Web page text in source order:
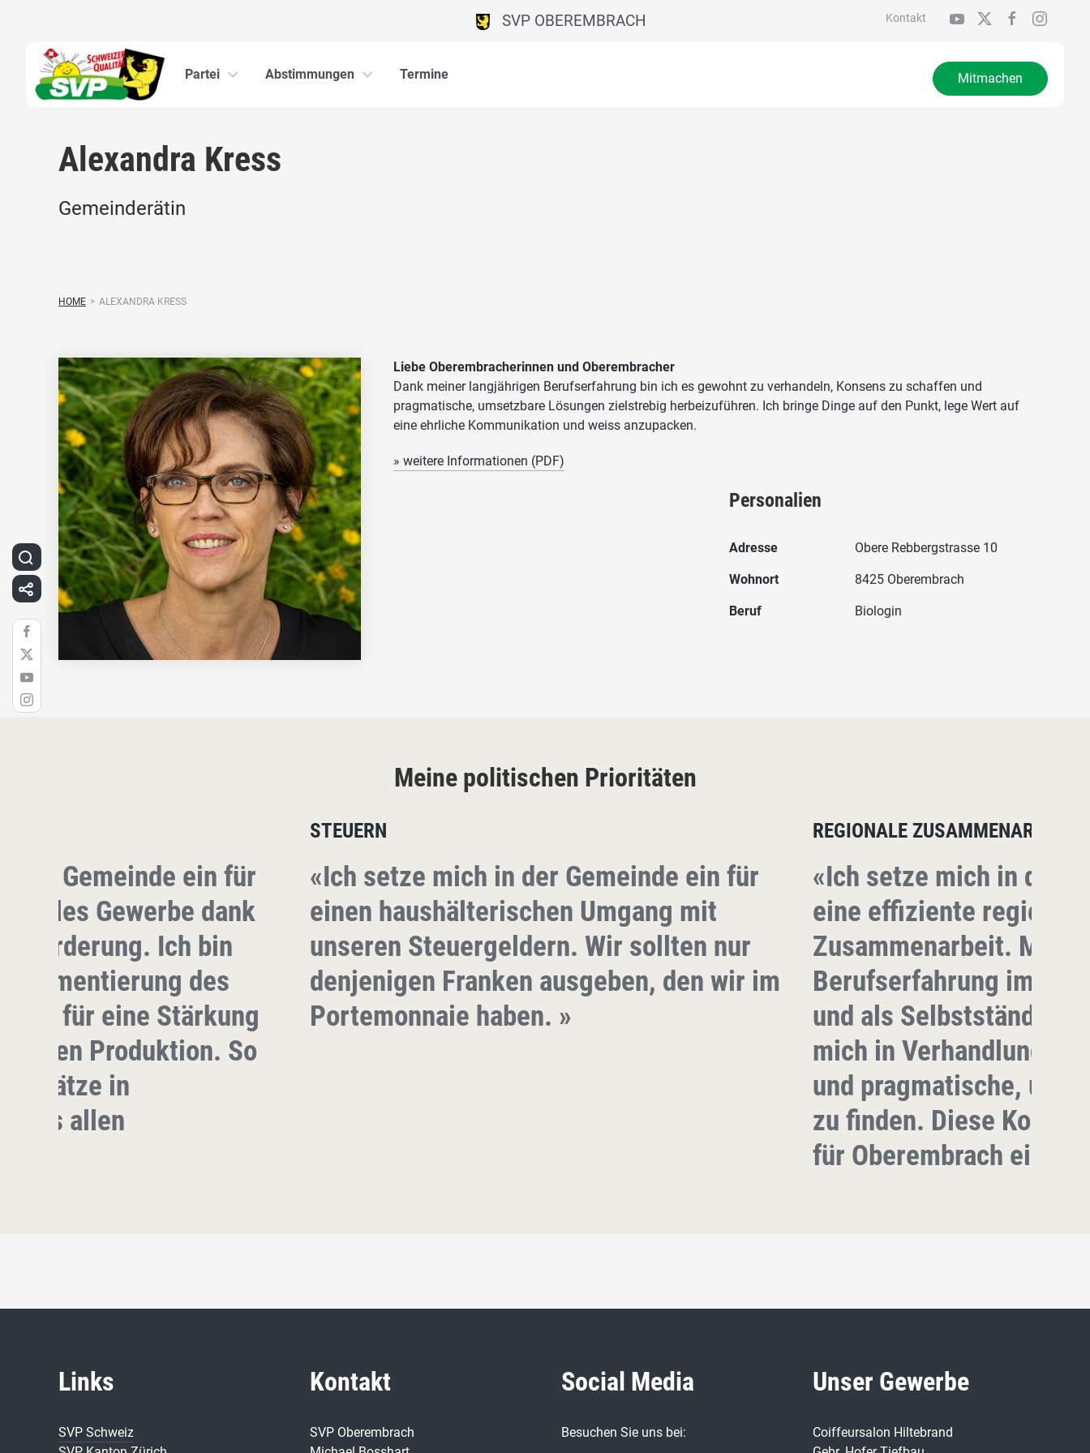
Kontakt
SVP OBEREMBRACH
Partei Abstimmungen Termine Mitmachen
Alexandra Kress
Gemeinderätin
HOME > ALEXANDRA KRESS
Liebe Oberembracherinnen und Oberembracher
Dank meiner langjährigen Berufserfahrung bin ich es gewohnt zu verhandeln, Konsens zu schaffen und
pragmatische, umsetzbare Lösungen zielstrebig herbeizuführen. Ich bringe Dinge auf den Punkt, lege Wert auf
eine ehrliche Kommunikation und weiss anzupacken.
» weitere Informationen (PDF)
Personalien
Adresse Obere Rebbergstrasse 10
Wohnort 8425 Oberembrach
Beruf Biologin
Meine politischen Prioritäten
der Gemeinde ein für
Gewerbe dank
Ich bin
des
und für eine Stärkung
Produktion. So
in
uns allen
STEUERN
«Ich setze mich in der Gemeinde ein für
einen haushälterischen Umgang mit
unseren Steuergeldern. Wir sollten nur
denjenigen Franken ausgeben, den wir im
Portemonnaie haben. »
REGIONALE ZUSAMMENARBEIT
«Ich setze mich in der
eine effiziente regionale
Zusammenarbeit.
Berufserfahrung im
und als Selbstständige
mich in Verhandlungen
und pragmatische,
zu finden. Diese
für Oberembrach
Links
SVP Schweiz
Kontakt
SVP Oberembrach
Social Media
Besuchen Sie uns bei:
Unser Gewerbe
Coiffeursalon Hiltebrand